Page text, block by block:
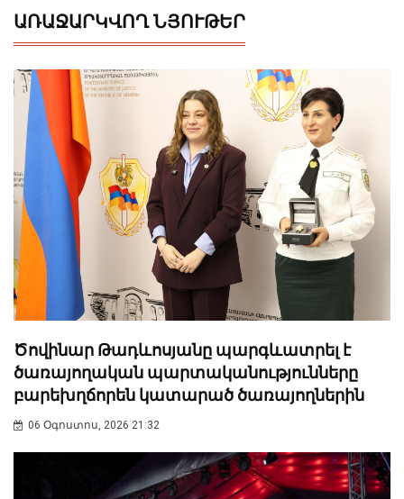
ԱՌԱՋԱՐԿՎՈՂ ՆՅՈՒԹԵՐ
Ծովինար Թադևոսյանը պարգևատրել է
ծառայողական պարտականությունները
բարեխղճորեն կատարած ծառայողներին
06 Օգոստոս, 2026 21:32